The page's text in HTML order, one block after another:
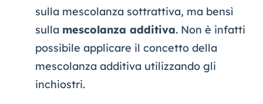
sulla mescolanza sottrattiva, ma bensì
sulla mescolanza additiva. Non è infatti
possibile applicare il concetto della
mescolanza additiva utilizzando gli
inchiostri.